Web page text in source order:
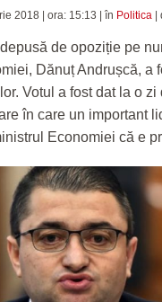
CONFIDENȚIALITATE
TIMIŞ
ASISTATE
DOMNULUI
TERASĂ
VA RECOMANDA
FILM
2018 | ora: 15:13 | în Politica |
de opoziție pe
Dănuț Andrușcă, a
Votul a fost dat la o zi
în care un important
Economiei că e